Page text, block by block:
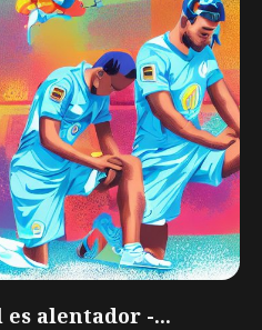
alentador -...